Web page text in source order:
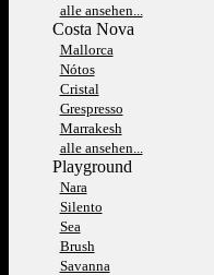
alle ansehen...
Costa Nova
Mallorca
Nótos
Cristal
Grespresso
Marrakesh
alle ansehen...
Playground
Nara
Silento
Sea
Brush
Savanna